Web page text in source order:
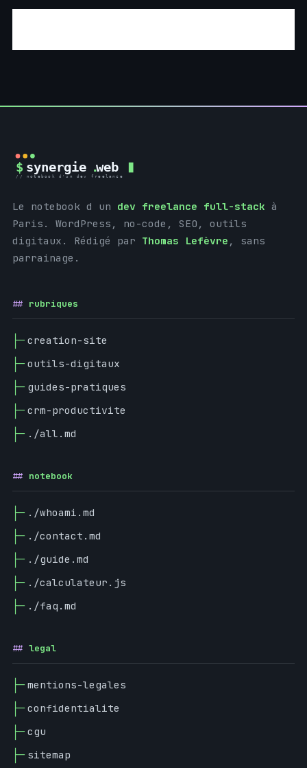
Le notebook d un dev freelance full-stack à
Paris. WordPress, no-code, SEO, outils
digitaux. Rédigé par Thomas Lefèvre , sans
parrainage.
rubriques
creation-site
outils-digitaux
guides-pratiques
crm-productivite
./all.md
notebook
./whoami.md
./contact.md
./guide.md
./calculateur.js
./faq.md
legal
mentions-legales
confidentialite
cgu
sitemap